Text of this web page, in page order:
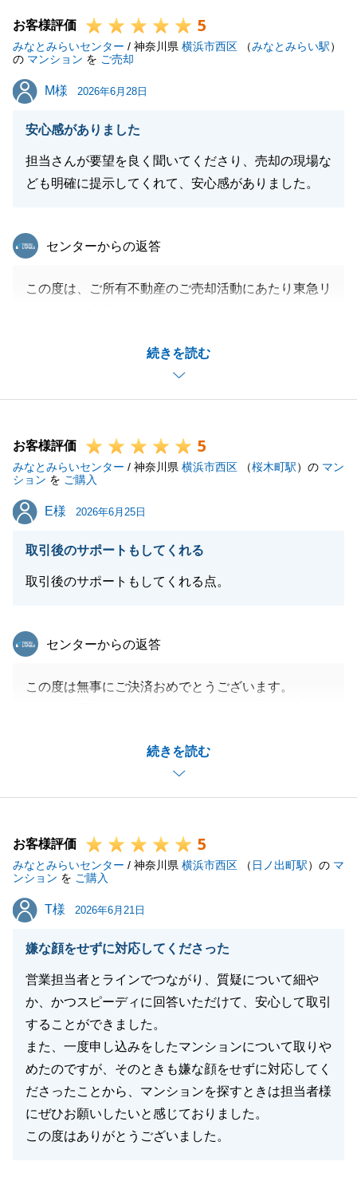
した。
常にスピード対応を心がけておりますので、いつでも
些細なことでもご相談いただければ幸いです。
M様の新居での素敵な生活を心から祈っております。
閉じる
お客様評価 5
みなとみらいセンター / 神奈川県 横浜市西区 （みなとみらい駅）
の マンション を ご売却
M様
M様 2026年6月28日
安心感がありました
担当さんが要望を良く聞いてくださり、売却の現場な
ども明確に提示してくれて、安心感がありました。
続きを読む
東急リバブル
センターからの返答
この度は、ご所有不動産のご売却活動にあたり東急リ
必ずしも良い結果を出せる自信がありました。
無事にお引渡しを迎えられたのも、弊社からのご依頼
事項に対し、M様はいつも快くご対応をいただけた事
不動産に関するお悩みや、お困りの方などいらっしゃ
いましたら、お気軽にご相談いただけばと存じます。
今後とも東急リバブルをご愛顧の程よろしくお願いい
たします。
閉じる
お客様評価 5
みなとみらいセンター / 神奈川県 横浜市西区 （桜木町駅）の マン
ション を ご購入
E様
E様 2026年6月25日
取引後のサポートもしてくれる
取引後のサポートもしてくれる点。
続きを読む
東急リバブル
センターからの返答
この度は無事にご決済おめでとうございます。
お打ち合わせのお時間をいたきありがとうございま
お陰様で滞りなくご決済を取り行う事ができました。
些細な事でも構いませんので、お気軽にご連絡下さい
ませ。
お客様評価 5
みなとみらいセンター / 神奈川県 横浜市西区 （ 日ノ出町駅）の マ
ンション を ご購入
T様
T様 2026年6月21日
嫌な顔をせずに対応してくださった
営業担当者とラインでつながり、質疑について細や
か、かつスピーディに回答いただけて、安心して取引
することができました。
また、一度申し込みをしたマンションについて取りや
めたのですが、そのときも嫌な顔をせずに対応してく
ださったことから、マンションを探すときは担当者様
にぜひお願いしたいと感じておりました。
この度はありがとうございました。